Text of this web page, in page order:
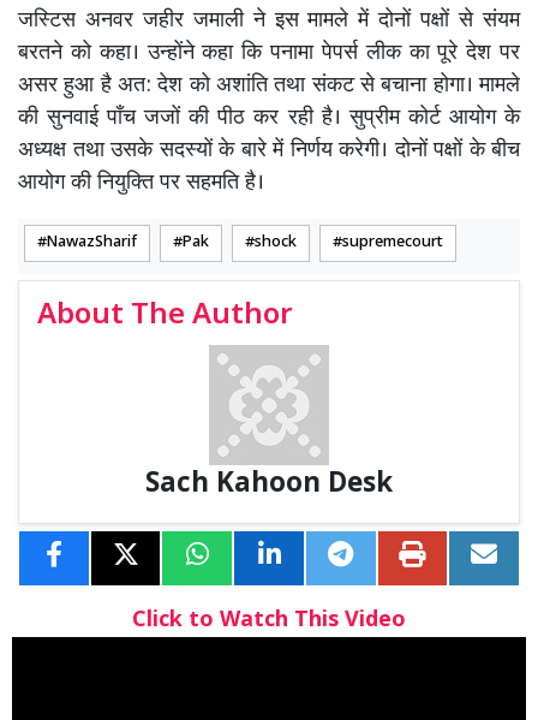
जस्टिस अनवर जहीर जमाली ने इस मामले में दोनों पक्षों से संयम
बरतने को कहा। उन्होंने कहा कि पनामा पेपर्स लीक का पूरे देश पर
असर हुआ है अत: देश को अशांति तथा संकट से बचाना होगा। मामले
की सुनवाई पाँच जजों की पीठ कर रही है। सुप्रीम कोर्ट आयोग के
अध्यक्ष तथा उसके सदस्यों के बारे में निर्णय करेगी। दोनों पक्षों के बीच
आयोग की नियुक्ति पर सहमति है।
NawazSharif Pak shock supremecourt
About The Author
Sach Kahoon Desk
Click to Watch This Video